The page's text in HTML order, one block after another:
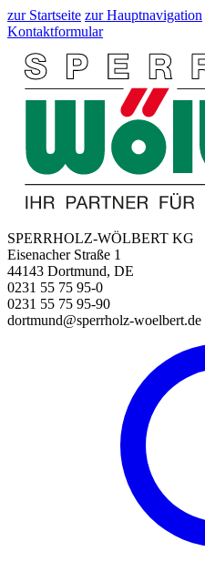
zur Startseite zur Hauptnavigation
Kontaktformular
SPERRHOLZ-WÖLBERT KG
Eisenacher Straße 1
44143 Dortmund, DE
0231 55 75 95-0
0231 55 75 95-90
dortmund@sperrholz-woelbert.de